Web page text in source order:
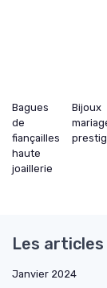
Bagues
de
fiançailles
haute
joaillerie
Bijoux
Les
Janvier 2024